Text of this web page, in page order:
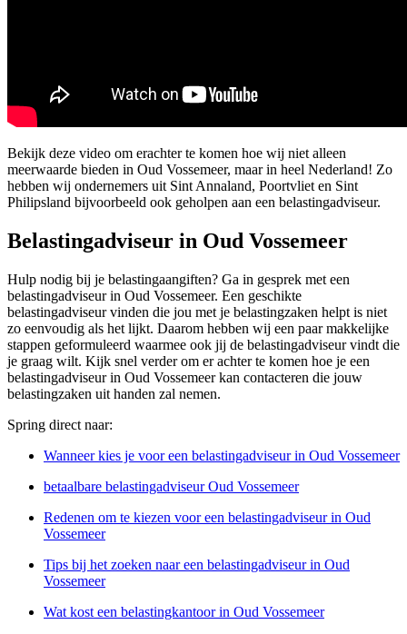
Bekijk deze video om erachter te komen hoe wij niet alleen
meerwaarde bieden in Oud Vossemeer, maar in heel Nederland! Zo
hebben wij ondernemers uit Sint Annaland, Poortvliet en Sint
Philipsland bijvoorbeeld ook geholpen aan een belastingadviseur.
Belastingadviseur in Oud Vossemeer
Hulp nodig bij je belastingaangiften? Ga in gesprek met een
belastingadviseur in Oud Vossemeer. Een geschikte
belastingadviseur vinden die jou met je belastingzaken helpt is niet
zo eenvoudig als het lijkt. Daarom hebben wij een paar makkelijke
stappen geformuleerd waarmee ook jij de belastingadviseur vindt die
je graag wilt. Kijk snel verder om er achter te komen hoe je een
belastingadviseur in Oud Vossemeer kan contacteren die jouw
belastingzaken uit handen zal nemen.
Spring direct naar:
Wanneer kies je voor een belastingadviseur in Oud Vossemeer
betaalbare belastingadviseur Oud Vossemeer
Redenen om te kiezen voor een belastingadviseur in Oud
Vossemeer
Tips bij het zoeken naar een belastingadviseur in Oud
Vossemeer
Wat kost een belastingkantoor in Oud Vossemeer